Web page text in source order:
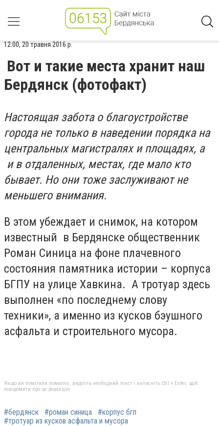
12:00, 20 травня 2016 р.
Вот и такие места хранит наш
Бердянск (фотофакт)
Настоящая забота о благоустройстве
города не только в наведении порядка на
центральных магистралях и площадях, а
и в отдаленных, местах, где мало кто
бывает. Но они тоже заслуживают не
меньшего внимания.
В этом убеждает и снимок, на котором
известный в Бердянске общественник
Роман Синица на фоне плачевного
состояния памятника истории – корпуса
БГПУ на улице Хавкина. А тротуар здесь
выполнен «по последнему слову
техники», а именно из кусков бэушного
асфальта и строительного мусора.
Якщо ви помітили помилку, виділіть необхідний текст і натисніть Ctrl + Enter, щоб
повідомити про це редакцію
#бердянск #роман синица
#корпус бгп
#тротуар из кусков асфальта и мусора